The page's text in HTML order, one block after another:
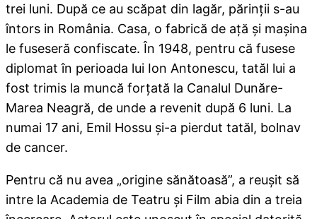
trei luni. După ce au scăpat din lagăr, părinţii s-au
întors in România. Casa, o fabrică de aţă şi maşina
le fuseseră confiscate. În 1948, pentru că fusese
diplomat în perioada lui Ion Antonescu, tatăl lui a
fost trimis la muncă forţată la Canalul Dunăre-
Marea Neagră, de unde a revenit după 6 luni. La
numai 17 ani, Emil Hossu şi-a pierdut tatăl, bolnav
de cancer.
Pentru că nu avea „origine sănătoasă”, a reuşit să
intre la Academia de Teatru şi Film abia din a treia